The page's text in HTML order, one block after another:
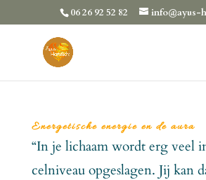
06 26 92 52 82 info@ayus-
Energetische energie en de aura
“In je lichaam wordt erg veel
celniveau opgeslagen. Jij kan